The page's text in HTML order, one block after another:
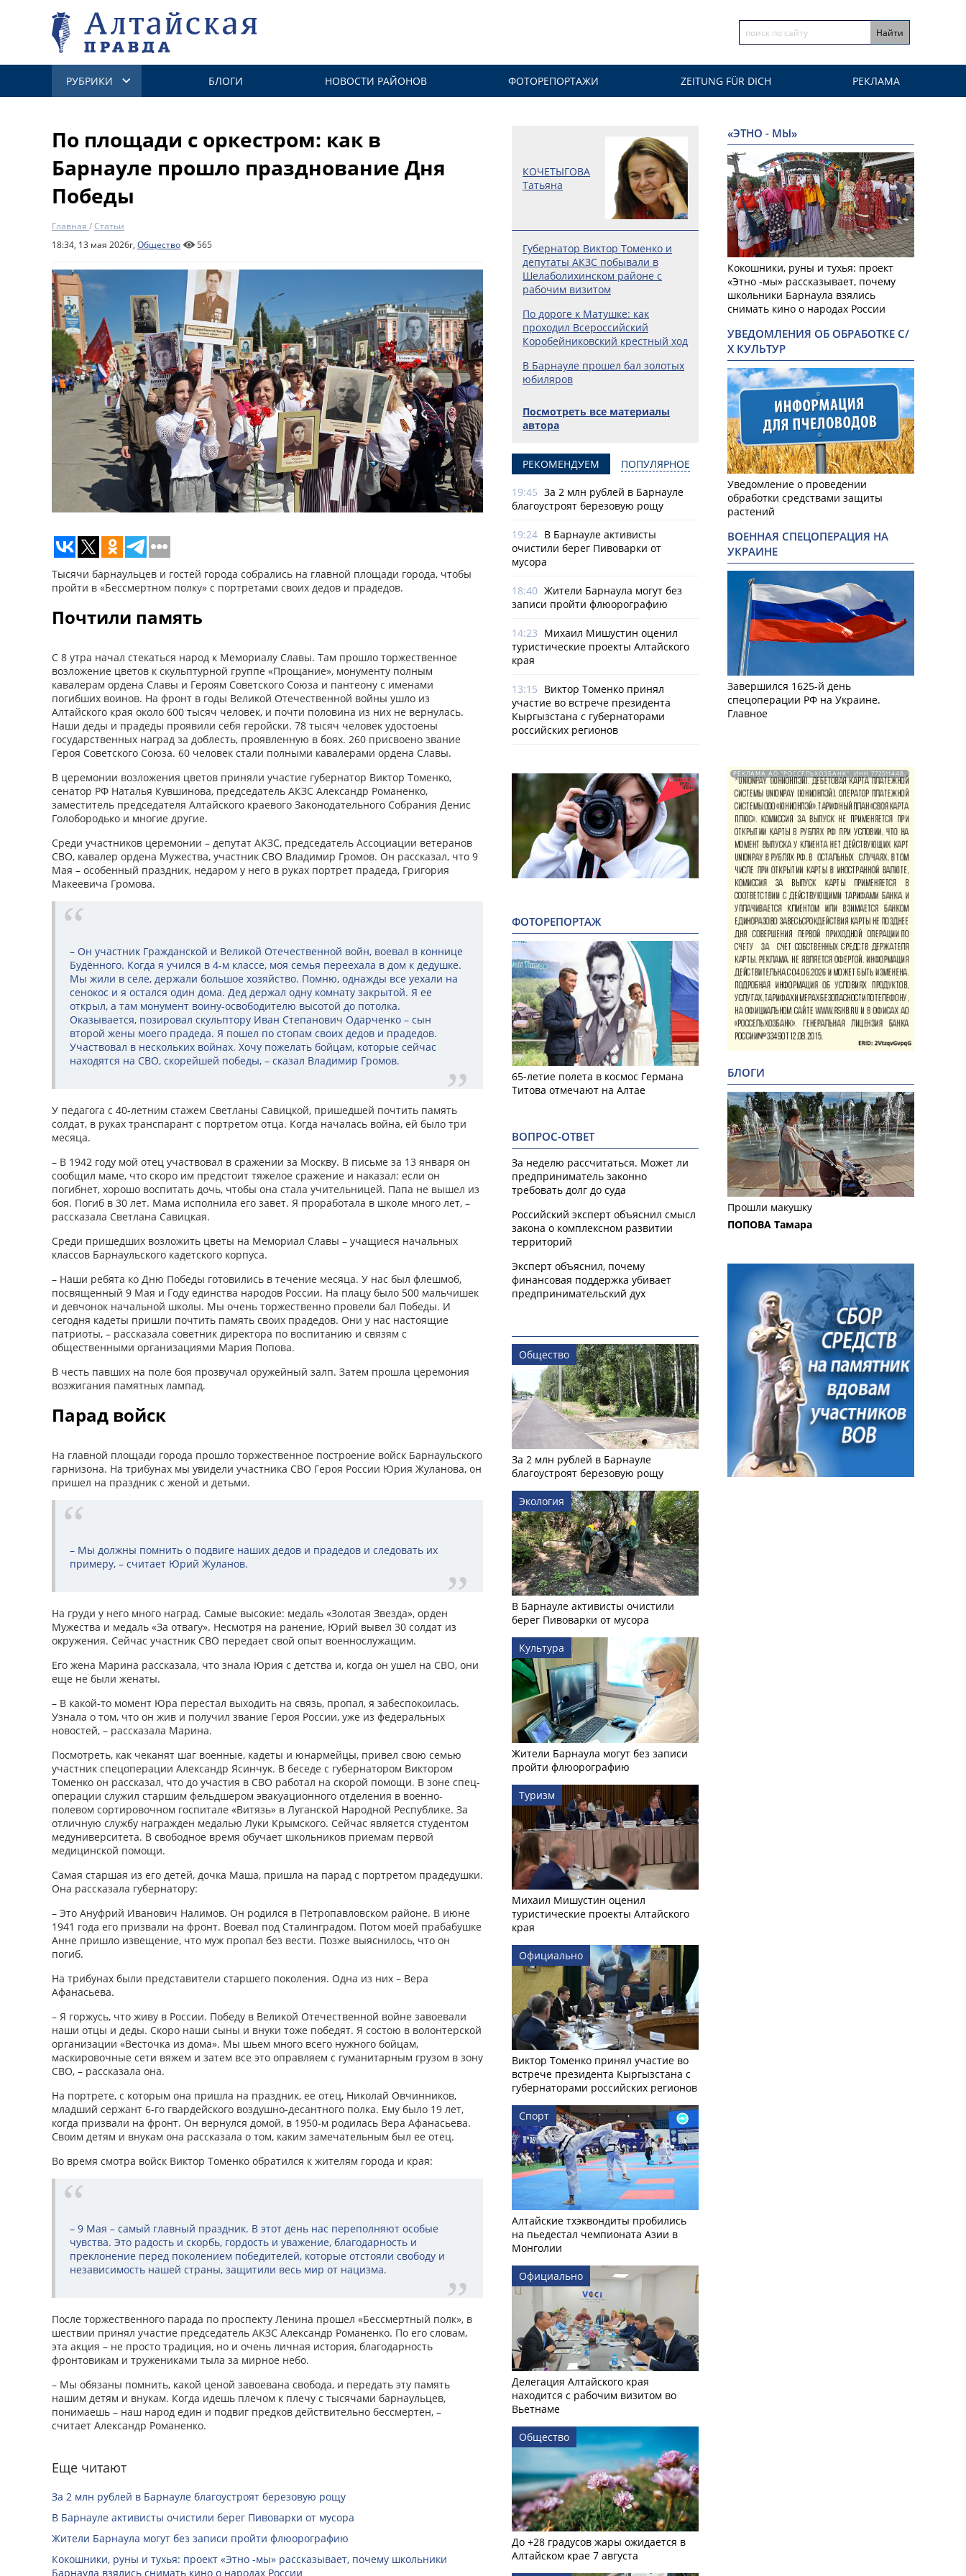
РУБРИКИ БЛОГИ НОВОСТИ РАЙОНОВ ФОТОРЕПОРТАЖИ ZEITUNG FÜR DICH РЕКЛАМА
По площади с оркестром: как в
Барнауле прошло празднование Дня
Победы
Главная /Статьи
18:34, 13 мая 2026г, Общество 565
Тысячи барнаульцев и гостей города собрались на главной площади города, чтобы
пройти в «Бессмертном полку» с портретами своих дедов и прадедов.
Почтили память
С 8 утра начал стекаться народ к Мемориалу Славы. Там прошло торжественное
возложение цветов к скульптурной группе «Прощание», монументу полным
кавалерам ордена Славы и Героям Советского Союза и пантеону с именами
погибших воинов. На фронт в годы Великой Отечественной войны ушло из
Алтайского края около 600 тысяч человек, и почти половина из них не вернулась.
Наши деды и прадеды проявили себя геройски. 78 тысяч человек удостоены
государственных наград за доблесть, проявленную в боях. 260 присвоено звание
Героя Советского Союза. 60 человек стали полными кавалерами ордена Славы.
В церемонии возложения цветов приняли участие губернатор Виктор Томенко,
сенатор РФ Наталья Кувшинова, председатель АКЗС Александр Романенко,
заместитель председателя Алтайского краевого Законодательного Собрания Денис
Голобородько и многие другие.
Среди участников церемонии – депутат АКЗС, председатель Ассоциации ветеранов
СВО, кавалер ордена Мужества, участник СВО Владимир Громов. Он рассказал, что 9
Мая – особенный праздник, недаром у него в руках портрет прадеда, Григория
Макеевича Громова.
– Он участник Гражданской и Великой Отечественной войн, воевал в коннице
Будённого. Когда я учился в 4-м классе, моя семья переехала в дом к дедушке.
Мы жили в селе, держали большое хозяйство. Помню, однажды все уехали на
сенокос и я остался один дома. Дед держал одну комнату закрытой. Я ее
открыл, а там монумент воину-освободителю высотой до потолка.
Оказывается, позировал скульптору Иван Степанович Одарченко – сын
второй жены моего прадеда. Я пошел по стопам своих дедов и прадедов.
Участвовал в нескольких войнах. Хочу пожелать бойцам, которые сейчас
находятся на СВО, скорейшей победы, – сказал Владимир Громов.
У педагога с 40-летним стажем Светланы Савицкой, пришедшей почтить память
солдат, в руках транспарант с портретом отца. Когда началась война, ей было три
месяца.
– В 1942 году мой отец участвовал в сражении за Москву. В письме за 13 января он
сообщил маме, что скоро им предстоит тяжелое сражение и наказал: если он
погибнет, хорошо воспитать дочь, чтобы она стала учительницей. Папа не вышел из
боя. Погиб в 30 лет. Мама исполнила его завет. Я проработала в школе много лет, –
рассказала Светлана Савицкая.
Среди пришедших возложить цветы на Мемориал Славы – учащиеся начальных
классов Барнаульского кадетского корпуса.
– Наши ребята ко Дню Победы готовились в течение месяца. У нас был флешмоб,
посвященный 9 Мая и Году единства народов России. На плацу было 500 мальчишек
и девчонок начальной школы. Мы очень торжественно провели бал Победы. И
сегодня кадеты пришли по­чтить память своих прадедов. Они у нас настоящие
патриоты, – рассказала советник директора по воспитанию и связям с
общественными организациями Мария Попова.
В честь павших на поле боя прозвучал оружейный залп. Затем прошла церемония
возжигания памятных лампад.
Парад войск
На главной площади города прошло торжественное построе­ние войск Барнаульского
гарнизона. На трибунах мы увидели участника СВО Героя России Юрия Жуланова, он
пришел на праздник с женой и детьми.
– Мы должны помнить о подвиге наших дедов и прадедов и следовать их
примеру, – считает Юрий Жуланов.
На груди у него много наград. Самые высокие: медаль «Золотая Звезда», орден
Мужества и медаль «За отвагу». Несмотря на ранение, Юрий вывел 30 солдат из
окружения. Сейчас участник СВО передает свой опыт военнослужащим.
Его жена Марина рассказала, что знала Юрия с детства и, когда он ушел на СВО, они
еще не были женаты.
– В какой-то момент Юра перестал выходить на связь, пропал, я забеспокоилась.
Узнала о том, что он жив и получил звание Героя России, уже из федеральных
новостей, – рассказала Марина.
Посмотреть, как чеканят шаг военные, кадеты и юнармейцы, привел свою семью
участник спецоперации Александр Ясинчук. В беседе с губернатором Виктором
Томенко он рассказал, что до участия в СВО работал на скорой помощи. В зоне спец­
операции служил старшим фельдшером эвакуационного отделения в военно-
полевом сортировочном госпитале «Витязь» в Луганской Народной Республике. За
отличную службу награ­жден медалью Луки Крымского. Сейчас является студентом
медуниверситета. В свободное время обучает школьников приемам первой
медицинской помощи.
Самая старшая из его детей, дочка Маша, пришла на парад с портретом прадедушки.
Она рассказала губернатору:
– Это Ануфрий Иванович Налимов. Он родился в Петропавловском районе. В июне
1941 года его призвали на фронт. Воевал под Сталинградом. Потом моей прабабушке
Анне пришло извещение, что муж пропал без вести. Позже выяснилось, что он
погиб.
На трибунах были представители старшего поколения. Одна из них – Вера
Афанасьева.
– Я горжусь, что живу в России. Победу в Великой Оте­чественной войне завоевали
наши отцы и деды. Скоро наши сыны и внуки тоже победят. Я состою в волонтерской
организации «Весточка из дома». Мы шьем много всего нужного бойцам,
маскировочные сети вяжем и затем все это оправляем с гуманитарным грузом в зону
СВО, – рассказала она.
На портрете, с которым она пришла на праздник, ее отец, Николай Овчинников,
младший сержант 6-го гвардейского воздушно-десантного полка. Ему было 19 лет,
когда призвали на фронт. Он вернулся домой, в 1950-м родилась Вера Афанасьева.
Своим детям и внукам она рассказала о том, каким замечательным был ее отец.
Во время смотра войск Виктор Томенко обратился к жителям города и края:
– 9 Мая – самый главный праздник. В этот день нас переполняют особые
чувства. Это радость и скорбь, гордость и уважение, благодарность и
преклонение перед поколением победителей, которые отстоя­ли свободу и
независимость нашей страны, защитили весь мир от нацизма.
После торжественного парада по проспекту Ленина прошел «Бессмертный полк», в
шествии принял участие председатель АКЗС Александр Романенко. По его словам,
эта акция – не просто традиция, но и очень личная история, благодарность
фронтовикам и тружениками тыла за мирное небо.
– Мы обязаны помнить, какой ценой завоевана свобода, и передать эту память
нашим детям и внукам. Когда идешь плечом к плечу с тысячами барнаульцев,
понимаешь – наш народ един и подвиг предков действительно бессмертен, –
считает Александр Романенко.
Еще читают
За 2 млн рублей в Барнауле благоустроят березовую рощу
В Барнауле активисты очистили берег Пивоварки от мусора
Жители Барнаула могут без записи пройти флюорографию
Кокошники, руны и тухья: проект «Этно -мы» рассказывает, почему школьники
Барнаула взялись снимать кино о народах России
КОЧЕТЫГОВА
Татьяна
Губернатор Виктор Томенко и
депутаты АКЗС побывали в
Шелаболихинском районе с
рабочим визитом
По дороге к Матушке: как
проходил Всероссийский
Коробейниковский крестный ход
В Барнауле прошел бал золотых
юбиляров
Посмотреть все материалы
автора
РЕКОМЕНДУЕМ ПОПУЛЯРНОЕ
19:45 За 2 млн рублей в Барнауле
благоустроят березовую рощу
19:24 В Барнауле активисты
очистили берег Пивоварки от
мусора
18:40 Жители Барнаула могут без
записи пройти флюорографию
14:23 Михаил Мишустин оценил
туристические проекты Алтайского
края
13:15 Виктор Томенко принял
участие во встрече президента
Кыргызстана с губернаторами
российских регионов
ФОТОРЕПОРТАЖ
65-летие полета в космос Германа
Титова отмечают на Алтае
ВОПРОС-ОТВЕТ
За неделю рассчитаться. Может ли
предприниматель законно
требовать долг до суда
Российский эксперт объяснил смысл
закона о комплексном развитии
территорий
Эксперт объяснил, почему
финансовая поддержка убивает
предпринимательский дух
Общество
За 2 млн рублей в Барнауле
благоустроят березовую рощу
Экология
В Барнауле активисты очистили
берег Пивоварки от мусора
Культура
Жители Барнаула могут без записи
пройти флюорографию
Туризм
Михаил Мишустин оценил
туристические проекты Алтайского
края
Официально
Виктор Томенко принял участие во
встрече президента Кыргызстана с
губернаторами российских регионов
Спорт
Алтайские тхэквондиты пробились
на пьедестал чемпионата Азии в
Монголии
Официально
Делегация Алтайского края
находится с рабочим визитом во
Вьетнаме
Общество
До +28 градусов жары ожидается в
Алтайском крае 7 августа
«ЭТНО - МЫ»
Кокошники, руны и тухья: проект
«Этно -мы» рассказывает, почему
школьники Барнаула взялись
снимать кино о народах России
УВЕДОМЛЕНИЯ ОБ ОБРАБОТКЕ С/
Х КУЛЬТУР
Уведомление о проведении
обработки средствами защиты
растений
ВОЕННАЯ СПЕЦОПЕРАЦИЯ НА
УКРАИНЕ
Завершился 1625-й день
спецоперации РФ на Украине.
Главное
РЕКЛАМА АО "РОССЕЛЬХОЗБАНК". ИНН 772511448.
БЛОГИ
Прошли макушку
ПОПОВА Тамара